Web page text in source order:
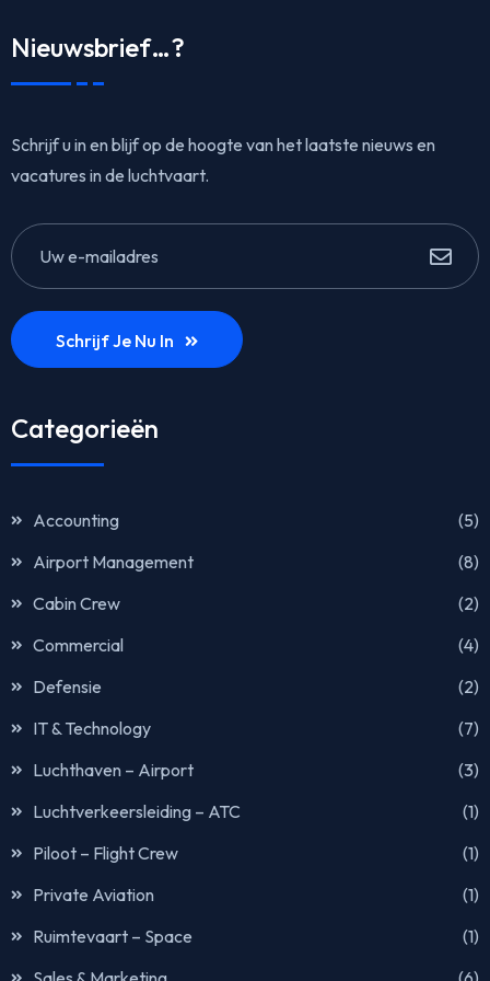
Nieuwsbrief…?
Schrijf u in en blijf op de hoogte van het laatste nieuws en
vacatures in de luchtvaart.
Schrijf Je Nu In
Categorieën
Accounting
(5)
Airport Management
(8)
Cabin Crew
(2)
Commercial
(4)
Defensie
(2)
IT & Technology
(7)
Luchthaven – Airport
(3)
Luchtverkeersleiding – ATC
(1)
Piloot – Flight Crew
(1)
Private Aviation
(1)
Ruimtevaart – Space
(1)